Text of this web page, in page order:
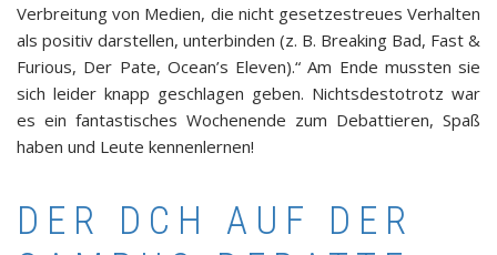
Verbreitung von Medien, die nicht gesetzestreues Verhalten
als positiv darstellen, unterbinden (z. B. Breaking Bad, Fast &
Furious, Der Pate, Ocean’s Eleven).“ Am Ende mussten sie
sich leider knapp geschlagen geben. Nichtsdestotrotz war
es ein fantastisches Wochenende zum Debattieren, Spaß
haben und Leute kennenlernen!
DER DCH AUF DER